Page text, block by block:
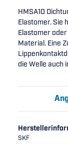
HMSA10
Elastomer. Sie
Elastomer
Material. Eine
die Welle auch
SKF